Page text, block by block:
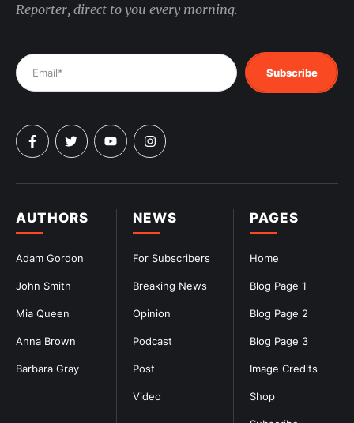
PAGES
Home
Blog Page 1
Blog Page 2
Blog Page 3
Image Credits
Shop
NEWS
For Subscribers
Breaking News
Opinion
Podcast
Post
Video
AUTHORS
Adam Gordon
John Smith
Mia Queen
Anna Brown
Barbara Gray
Reporter, direct to you every morning.
Subscribe